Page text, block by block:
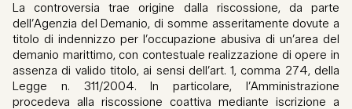
La controversia trae origine dalla riscossione, da parte
dell’Agenzia del Demanio, di somme asseritamente dovute a
titolo di indennizzo per l’occupazione abusiva di un’area del
demanio marittimo, con contestuale realizzazione di opere in
assenza di valido titolo, ai sensi dell’art. 1, comma 274, della
Legge n. 311/2004. In particolare, l’Amministrazione
procedeva alla riscossione coattiva mediante iscrizione a